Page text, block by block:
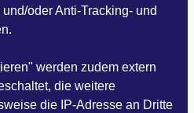
oder Anti-Tracking- und
werden zudem extern
die weitere
die IP-Adresse an Dritte